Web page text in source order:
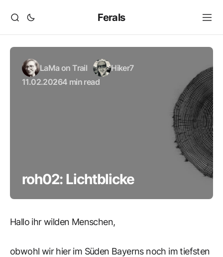
Ferals
LaMa on Trail
Hiker7
11.02.20264 min read
roh02: Lichtblicke
Hallo ihr wilden Menschen,
obwohl wir hier im Süden Bayerns noch im tiefsten